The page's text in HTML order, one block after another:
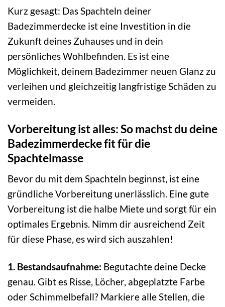
Kurz gesagt: Das Spachteln deiner
Badezimmerdecke ist eine Investition in die
Zukunft deines Zuhauses und in dein
persönliches Wohlbefinden. Es ist eine
Möglichkeit, deinem Badezimmer neuen Glanz zu
verleihen und gleichzeitig langfristige Schäden zu
vermeiden.
Vorbereitung ist alles: So machst du deine
Badezimmerdecke fit für die
Spachtelmasse
Bevor du mit dem Spachteln beginnst, ist eine
gründliche Vorbereitung unerlässlich. Eine gute
Vorbereitung ist die halbe Miete und sorgt für ein
optimales Ergebnis. Nimm dir ausreichend Zeit
für diese Phase, es wird sich auszahlen!
1. Bestandsaufnahme: Begutachte deine Decke
genau. Gibt es Risse, Löcher, abgeplatzte Farbe
oder Schimmelbefall? Markiere alle Stellen, die